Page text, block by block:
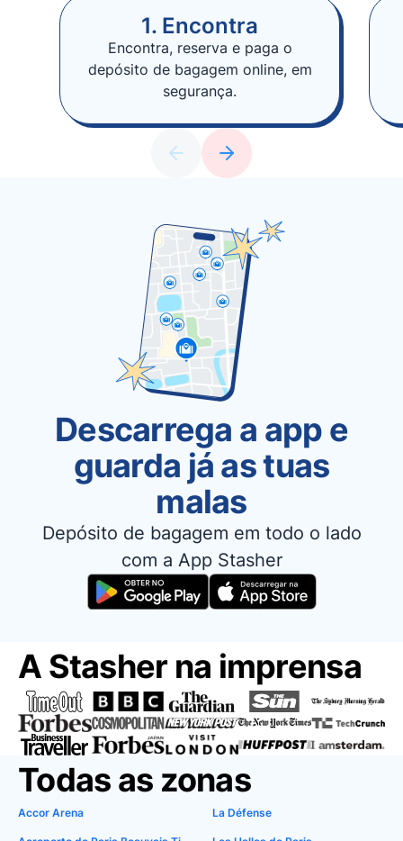
1. Encontra
Encontra, reserva e paga o
depósito de bagagem online, em
segurança.
Descarrega a app e
guarda já as tuas
malas
Depósito de bagagem em todo o lado
com a App Stasher
A Stasher na imprensa
Todas as zonas
Accor Arena La Défense